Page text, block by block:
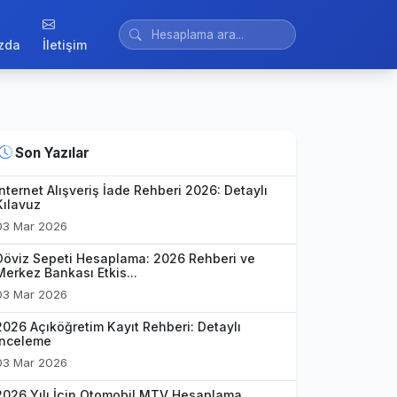
İletişim
Son Yazılar
Alışveriş İade Rehberi 2026: Detaylı
Mar 2026
Sepeti Hesaplama: 2026 Rehberi ve
Bankası Etkis...
Mar 2026
Açıköğretim Kayıt Rehberi: Detaylı
Mar 2026